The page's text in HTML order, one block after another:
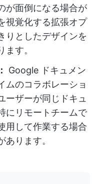
が面倒になる場合が
視覚化する拡張オプ
りとしたデザインを
す。
Google ドキュメン
ムのコラボレーショ
ーザーが同じドキュ
にリモートチームで
用して作業する場合
ります。